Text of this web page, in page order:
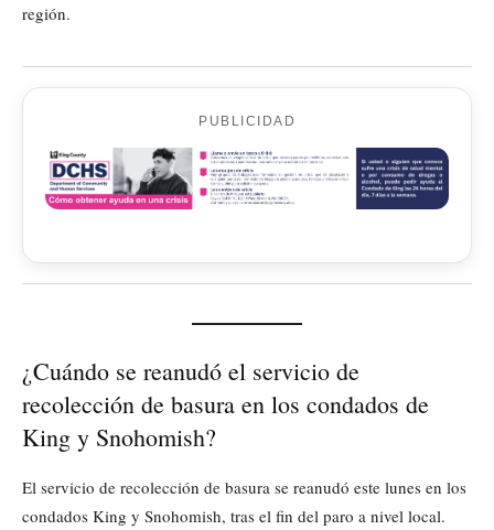
región.
PUBLICIDAD
¿Cuándo se reanudó el servicio de
recolección de basura en los condados de
King y Snohomish?
El servicio de recolección de basura se reanudó este lunes en los
condados King y Snohomish, tras el fin del paro a nivel local.